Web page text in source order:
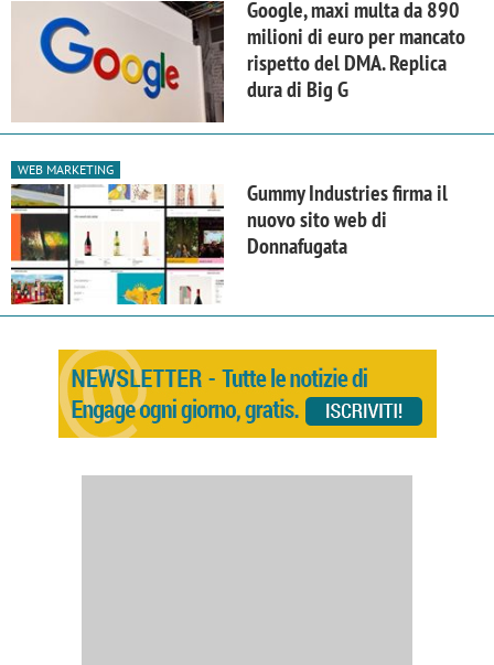
Google, maxi multa da 890
milioni di euro per mancato
rispetto del DMA. Replica
dura di Big G
WEB MARKETING
Gummy Industries firma il
nuovo sito web di
Donnafugata